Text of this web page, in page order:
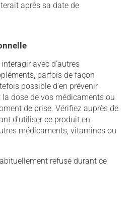
après sa date de
avec d'autres
parfois de façon
possible d'en prévenir
dose de vos médicaments ou
de prise. Vérifiez auprès de
d'utiliser ce produit en
médicaments, vitamines ou
refusé durant ce